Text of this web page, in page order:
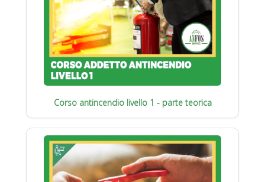
Corso antincendio livello 1 - parte teorica